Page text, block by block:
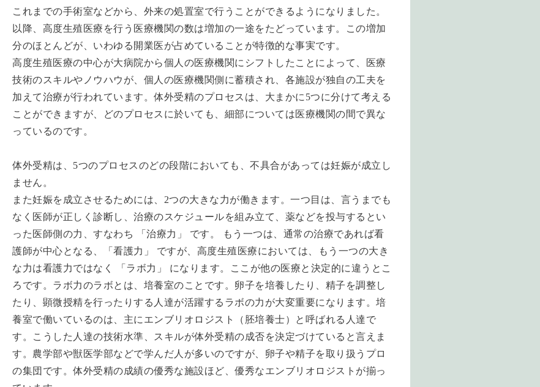
これまでの手術室などから、外来の処置室で行うことができるようになりました。
以降、高度生殖医療を行う医療機関の数は増加の一途をたどっています。この増加
分のほとんどが、いわゆる開業医が占めていることが特徴的な事実です。
高度生殖医療の中心が大病院から個人の医療機関にシフトしたことによって、医療
技術のスキルやノウハウが、個人の医療機関側に蓄積され、各施設が独自の工夫を
加えて治療が行われています。体外受精のプロセスは、大まかに 5つに分けて考える
ことができますが、どのプロセスに於いても、細部については医療機関の間で異な
っているのです。
体外受精は、 5つのプロセスのどの段階においても、不具合があっては妊娠が成立し
ません。
また妊娠を成立させるためには、 2つの大きな力が働きます。一つ目は、言うまでも
なく医師が正しく診断し、治療のスケジュールを組み立て、薬などを投与するとい
った医師側の力、すなわち 「治療力」 です。
もう一つは、通常の治療であれば看
護師が中心となる、「看護力」 ですが、高度生殖医療においては、もう一つの大き
な力は看護力ではなく 「ラボ力」 になります。ここが他の医療と決定的に違うとこ
ろです。ラボ力のラボとは、培養室のことです。卵子を培養したり、精子を調整し
たり、顕微授精を行ったりする人達が活躍するラボの力が大変重要になります。培
養室で働いているのは、主にエンブリオロジスト（胚培養士）と呼ばれる人達で
す。こうした人達の技術水準、スキルが体外受精の成否を決定づけていると言えま
す。農学部や獣医学部などで学んだ人が多いのですが、卵子や精子を取り扱うプロ
の集団です。体外受精の成績の優秀な施設ほど、優秀なエンブリオロジストが揃っ